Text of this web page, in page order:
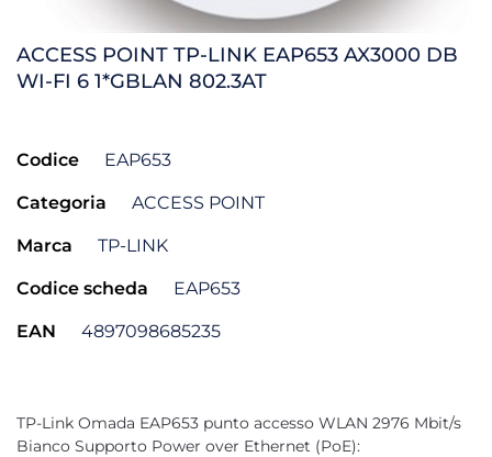
ACCESS POINT TP-LINK EAP653 AX3000 DB
WI-FI 6 1*GBLAN 802.3AT
Codice EAP653
Categoria ACCESS POINT
Marca TP-LINK
Codice scheda EAP653
EAN 4897098685235
TP-Link Omada EAP653 punto accesso WLAN 2976 Mbit/s
Bianco Supporto Power over Ethernet (PoE):